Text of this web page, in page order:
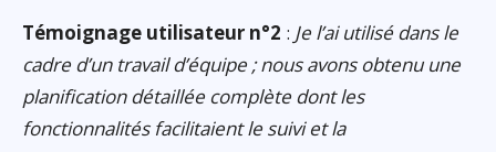
Témoignage utilisateur n°2 : Je l’ai utilisé dans le
cadre d’un travail d’équipe ; nous avons obtenu une
planification détaillée complète dont les
fonctionnalités facilitaient le suivi et la